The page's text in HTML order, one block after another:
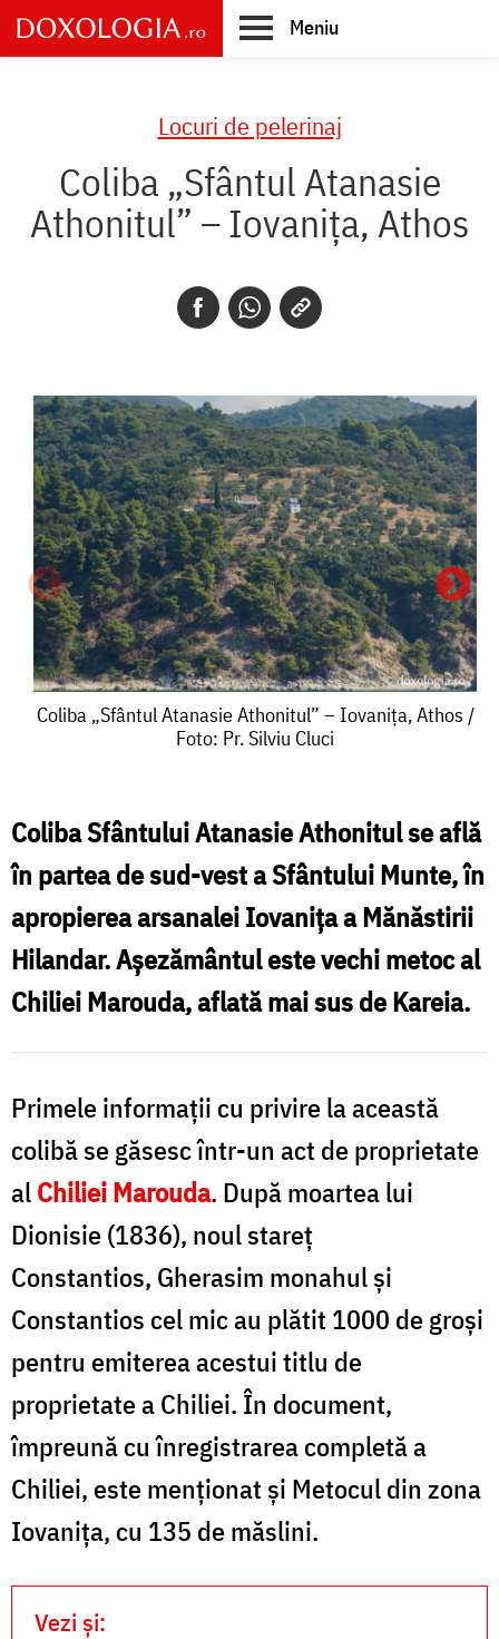
Skip
to
main
Meniu
Locuri de pelerinaj
Coliba „Sfântul Atanasie
Athonitul” – Iovanița, Athos
Coliba
Athonitul”
–
Iovanița,
Athos
Pr.
Silviu
Cluci
Coliba „Sfântul Atanasie Athonitul” – Iovanița, Athos /
Foto: Pr. Silviu Cluci
Coliba Sfântului Atanasie Athonitul se află
în partea de sud-vest a Sfântului Munte, în
apropierea arsanalei Iovaniţa a Mănăstirii
Hilandar. Aşezământul este vechi metoc al
Chiliei Marouda, aflată mai sus de Kareia.
Primele informaţii cu privire la această
colibă se găsesc într-un act de proprietate
alChiliei Marouda. După moartea lui
Dionisie (1836), noul stareț
Constantios, Gherasim monahul și
Constantios cel mic au plătit 1000 de groși
pentru emiterea acestui titlu de
proprietate a Chiliei. În document,
împreună cu înregistrarea completă a
Chiliei, este menționat și Metocul din zona
Iovanița, cu 135 de măslini.
Vezi și: